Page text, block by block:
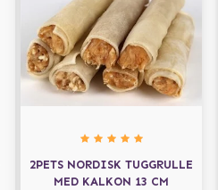
2PETS NORDISK TUGGRULLE
MED KALKON 13 CM